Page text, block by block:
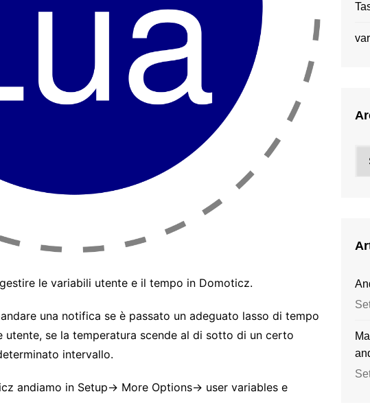
le variabili utente e il tempo in Domoticz.
una notifica se è passato un adeguato lasso di tempo
utente, se la temperatura scende al di sotto di un certo
intervallo.
andiamo in Setup-> More Options-> user variables e